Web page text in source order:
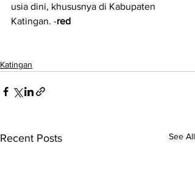
usia dini, khususnya di Kabupaten
Katingan. -red
Katingan
Recent Posts See All